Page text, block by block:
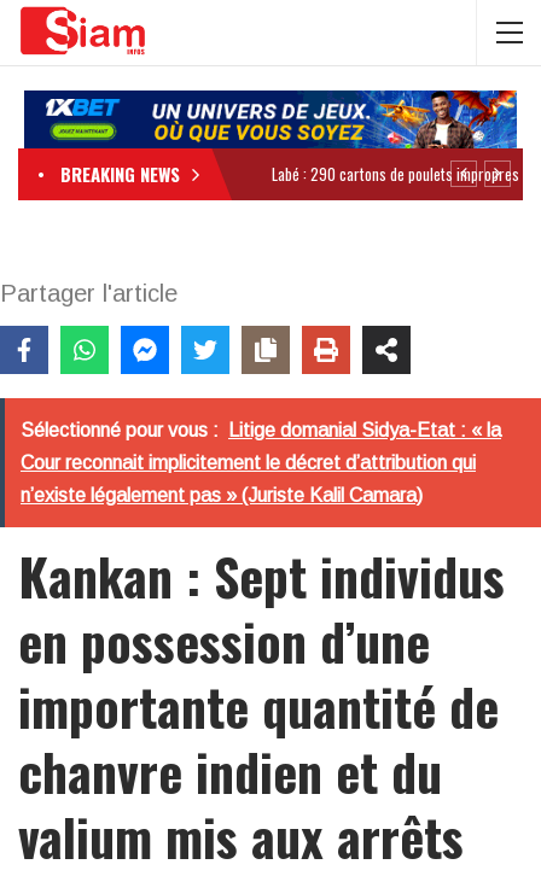
BREAKING NEWS
Partager l'article
Sélectionné pour vous :
Litige domanial Sidya-Etat : « la
Cour reconnait implicitement le décret d’attribution qui
n’existe légalement pas » (Juriste Kalil Camara)
Kankan : Sept individus
en possession d’une
importante quantité de
chanvre indien et du
valium mis aux arrêts